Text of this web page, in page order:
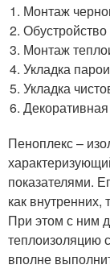
Монтаж
Монтаж
Укладка
Укладка
Пеноплекс –
показателями.
как
При этом с ним
теплоизоляцию
вполне